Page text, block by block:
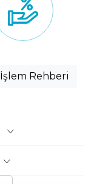
İşlem Rehberi